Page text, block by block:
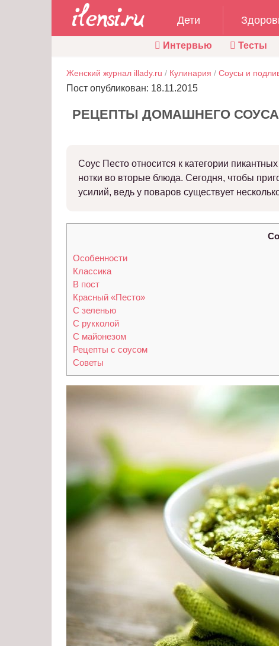
Дети
Интервью Тесты
Женский журнал illady.ru / Кулинария / Соусы и
Пост опубликован: 18.11.2015
РЕЦЕПТЫ ДОМАШНЕГО СОУСА
Соус Песто относится к категории
нотки во вторые блюда. Сегодня, чтобы
усилий, ведь у поваров существует
Особенности
Классика
В пост
Красный «Песто»
С зеленью
С рукколой
С майонезом
Рецепты с соусом
Советы